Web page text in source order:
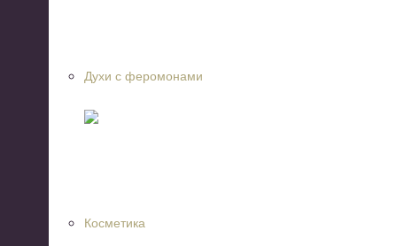
Духи с феромонами
Косметика